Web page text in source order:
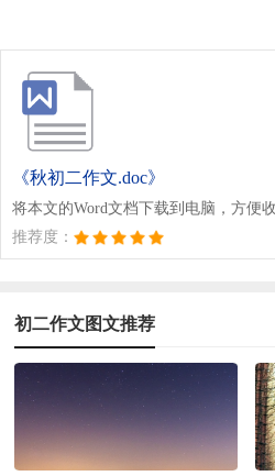
《秋初二作文.doc》
将本文的Word文档下载到电脑，方便
推荐度：
初二作文图文推荐